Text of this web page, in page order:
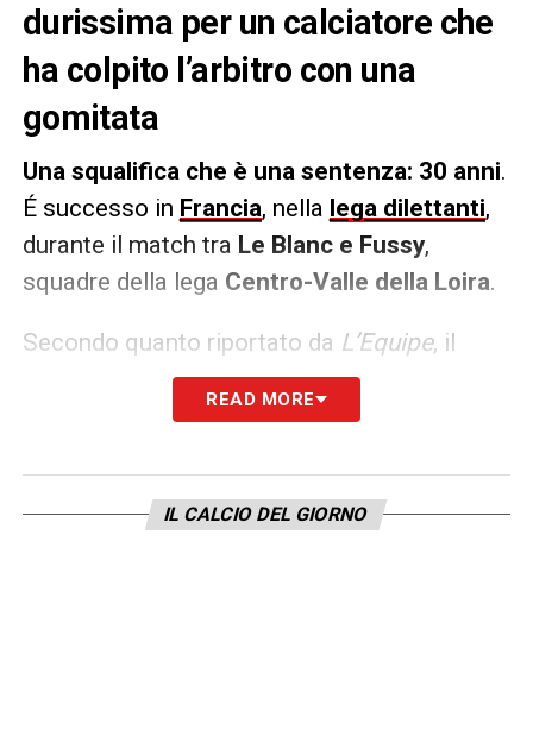
durissima per un calciatore che
ha colpito l’arbitro con una
gomitata
Una squalifica che è una sentenza: 30 anni.
É successo in Francia, nella lega dilettanti,
durante il match tra Le Blanc e Fussy,
squadre della lega Centro-Valle della Loira.
Secondo quanto riportato da L’Equipe, il
calciatore squalificato,Aliu Costa
colpito il direttore di gara con una
messaggio chiaro:pugno duro contro le
READ MORE
IL CALCIO DEL GIORNO